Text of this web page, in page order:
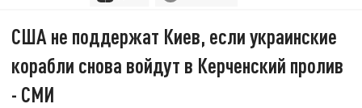
США не поддержат Киев, если украинские
корабли снова войдут в Керченский пролив
- СМИ